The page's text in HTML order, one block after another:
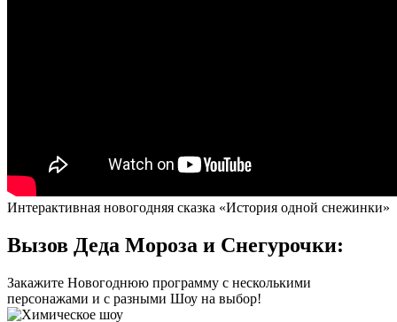
Интерактивная новогодняя сказка «История одной снежинки»
Вызов Деда Мороза и Снегурочки:
Закажите Новогоднюю программу с несколькими
персонажами и с разными Шоу на выбор!